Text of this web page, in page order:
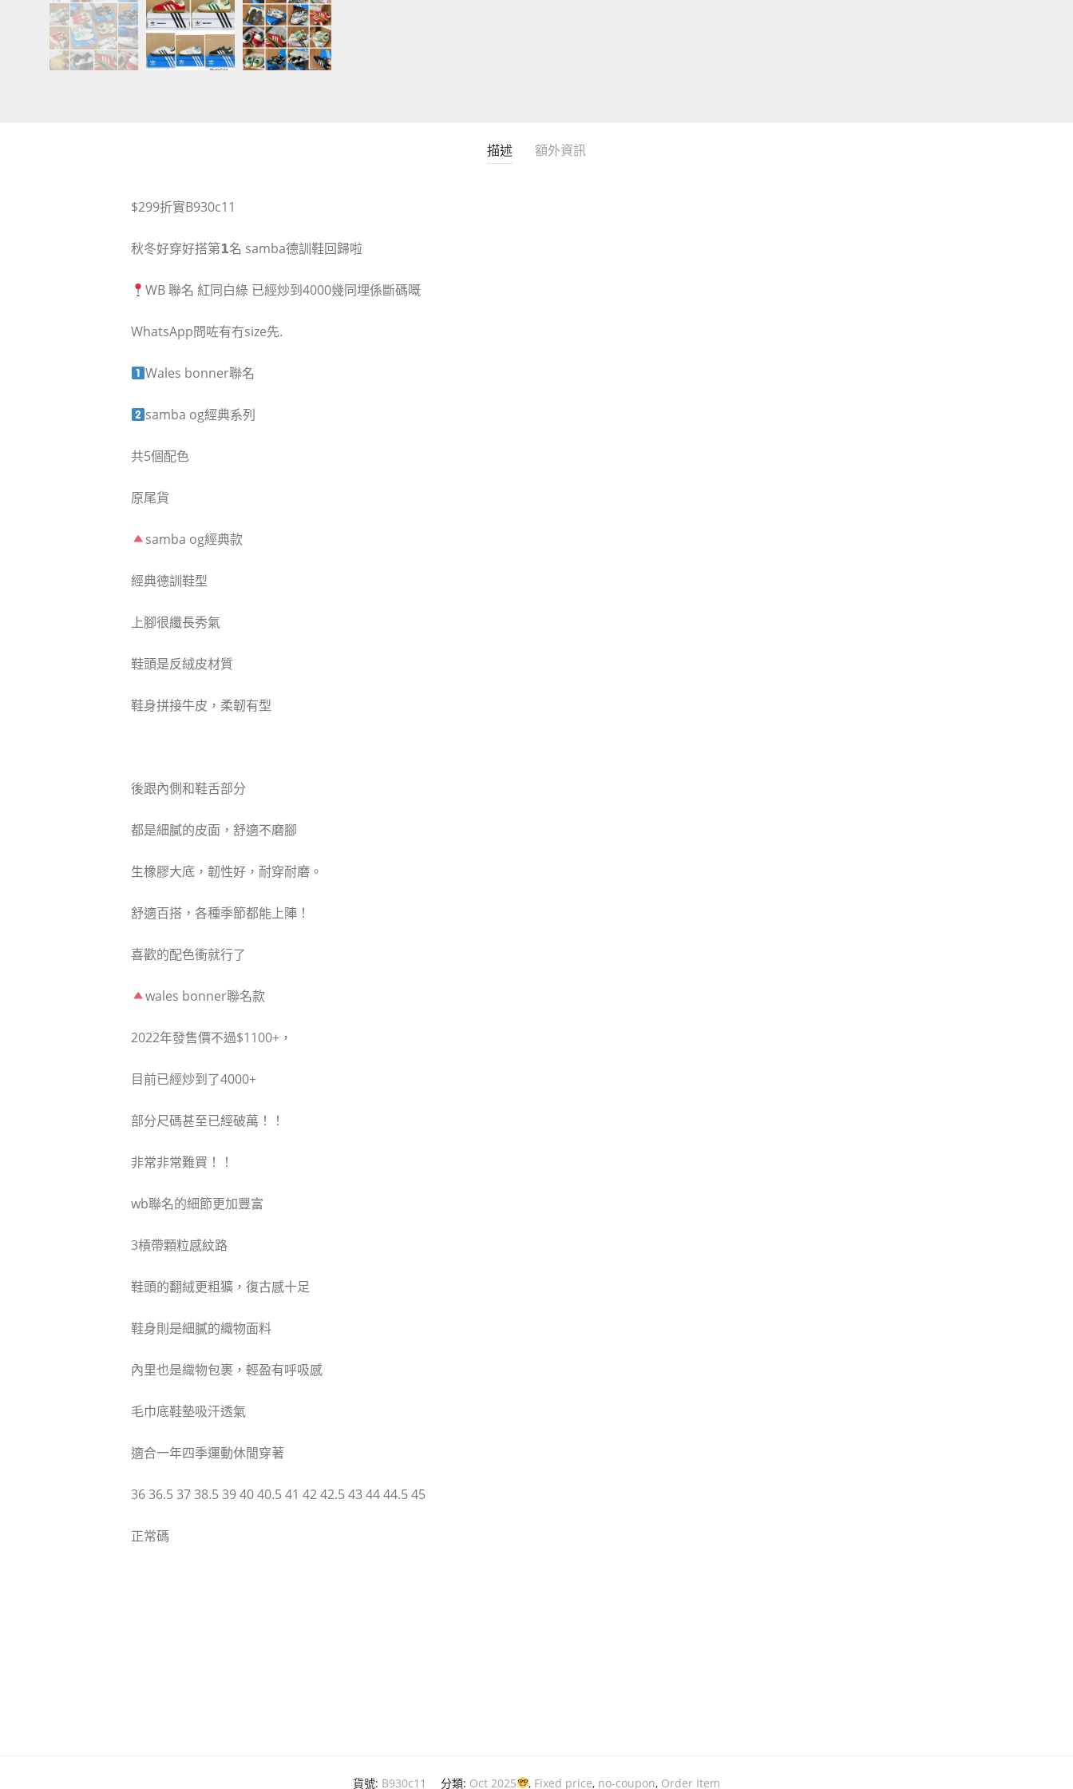
描述 額外資訊
$299折實B930c11
秋冬好穿好搭第𝟭名 samba德訓鞋回歸啦
WB 聯名 紅同白綠 已經炒到4000幾同埋係斷碼嘅
WhatsApp問咗有冇size先.
Wales bonner聯名
samba og經典系列
共5個配色
原尾貨
samba og經典款
經典德訓鞋型
上腳很纖長秀氣
鞋頭是反絨皮材質
鞋身拼接牛皮，柔韌有型
後跟內側和鞋舌部分
都是細膩的皮面，舒適不磨腳
生橡膠大底，韌性好，耐穿耐磨。
舒適百搭，各種季節都能上陣！
喜歡的配色衝就行了
wales bonner聯名款
2022年發售價不過$1100+，
目前已經炒到了4000+
部分尺碼甚至已經破萬！！
非常非常難買！！
wb聯名的細節更加豐富
3槓帶顆粒感紋路
鞋頭的翻絨更粗獷，復古感十足
鞋身則是細膩的織物面料
內里也是織物包裹，輕盈有呼吸感
毛巾底鞋墊吸汗透氣
適合一年四季運動休閒穿著
36 36.5 37 38.5 39 40 40.5 41 42 42.5 43 44 44.5 45
正常碼
貨號: B930c11 分類: Oct 2025 , Fixed price, no-coupon, Order Item